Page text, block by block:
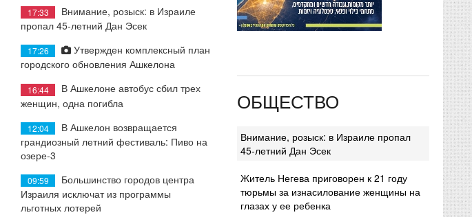
17:33
Внимание, розыск: в Израиле
пропал 45-летний Дан Эсек
17:26
Утвержден комплексный план
городского обновления Ашкелона
16:44
В Ашкелоне автобус сбил трех
женщин, одна погибла
12:04
В Ашкелон возвращается
грандиозный летний фестиваль: Пиво на
озере-3
09:59
Большинство городов центра
Израиля исключат из программы
льготных лотерей
ОБЩЕСТВО
Внимание, розыск: в Израиле пропал
45-летний Дан Эсек
Житель Негева приговорен к 21 году
тюрьмы за изнасилование женщины на
глазах у ее ребенка